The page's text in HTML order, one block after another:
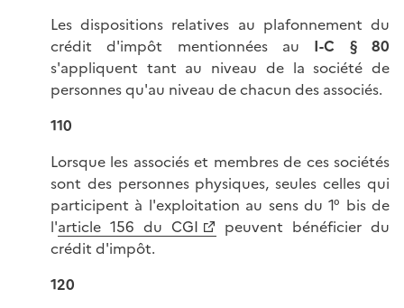
Les dispositions relatives au plafonnement du
crédit d'impôt mentionnées au I-C § 80
s'appliquent tant au niveau de la société de
personnes qu'au niveau de chacun des associés.
110
Lorsque les associés et membres de ces sociétés
sont des personnes physiques, seules celles qui
participent à l'exploitation au sens du 1° bis de
l'article 156 du CGI
peuvent bénéficier du
crédit d'impôt.
120